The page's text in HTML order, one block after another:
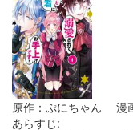
原作：ぷにちゃん 漫
あらすじ: